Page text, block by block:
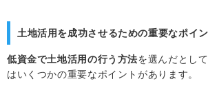
土地活用を成功させるための重要なポイ
低資金で土地活用の行う方法を選んだとし
はいくつかの重要なポイントがあります。